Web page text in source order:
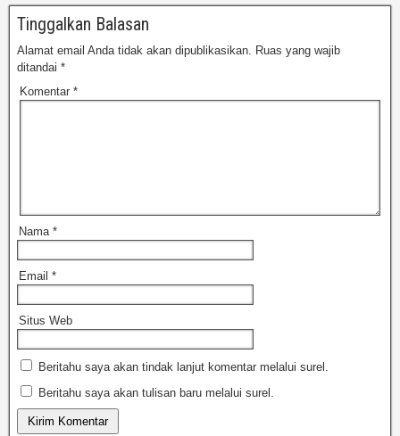
Tinggalkan Balasan
Alamat email Anda tidak akan dipublikasikan. Ruas yang wajib
ditandai *
Komentar *
Nama *
Email *
Situs Web
Beritahu saya akan tindak lanjut komentar melalui surel.
Beritahu saya akan tulisan baru melalui surel.